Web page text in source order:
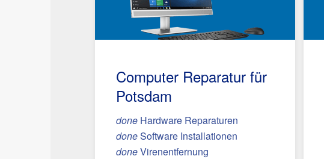
Computer Reparatur für
Potsdam
doneHardware Reparaturen
doneSoftware Installationen
doneVirenentfernung